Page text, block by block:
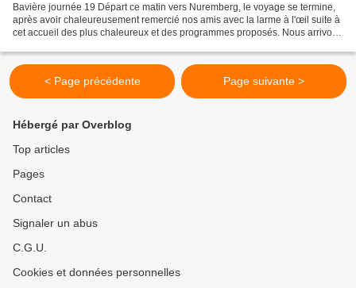
Bavière journée 19 Départ ce matin vers Nuremberg, le voyage se termine,
après avoir chaleureusement remercié nos amis avec la larme à l'œil suite à
cet accueil des plus chaleureux et des programmes proposés. Nous arrivons
< Page précédente Page suivante >
Hébergé par Overblog
Top articles
Pages
Contact
Signaler un abus
C.G.U.
Cookies et données personnelles